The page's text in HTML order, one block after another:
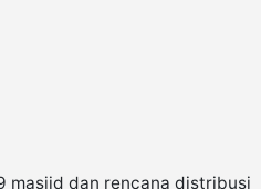
masjid dan rencana distribusi